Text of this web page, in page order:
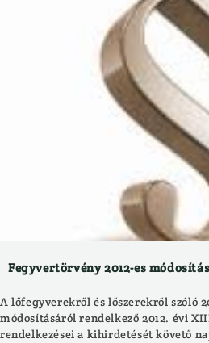
Fegyvertörvény 2012-es
A lőfegyverekről és lőszerekről szóló
módosításáról rendelkező 2012. évi
rendelkezései a kihirdetését követő